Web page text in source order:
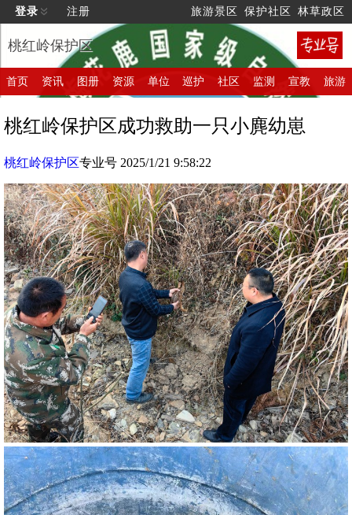
登录 注册 旅游景区 保护社区 林草政区
桃红岭保护区
首页 资讯 图册 资源 单位 巡护 社区 监测 宣教 旅游
桃红岭保护区成功救助一只小麂幼崽
桃红岭保护区专业号 2025/1/21 9:58:22